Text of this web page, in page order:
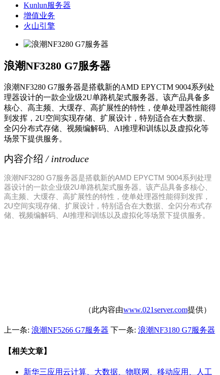
Kunlun服务器
增值业务
火山引擎
浪潮NF3280 G7服务器
浪潮NF3280 G7服务器是搭载新的AMD EPYCTM 9004系列处
理器设计的一款企业级2U单路机架式服务器。该产品具备多
核心、高主频、大缓存、高扩展性的特性，使单处理器性能得
到发挥，2U空间实现存储、扩展设计，特别适合在大数据、
全闪分布式存储、视频编解码、AI推理和训练以及虚拟化等
场景下提供服务。
内容介绍 / introduce
浪潮NF3280 G7服务器是搭载新的AMD EPYCTM 9004系列处理
器设计的一款企业级2U单路机架式服务器。该产品具备多核心、
高主频、大缓存、高扩展性的特性，使单处理器性能得到发挥，
2U空间实现存储、扩展设计，特别适合在大数据、全闪分布式存
储、视频编解码、AI推理和训练以及虚拟化等场景下提供服务。
（此内容由www.021server.com提供）
上一条: 浪潮NF5266 G7服务器 下一条: 浪潮NF3180 G7服务器
【相关文章】
新华三应用云计算、大数据、物联网、移动应用、人工